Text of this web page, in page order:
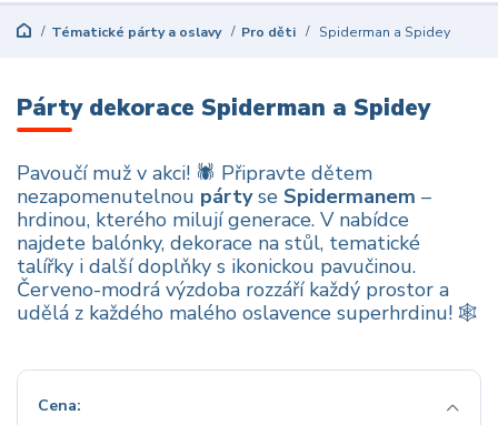
Tématické párty a oslavy Pro děti Spiderman a Spidey
Párty dekorace Spiderman a Spidey
Pavoučí muž v akci! 🕷️ Připravte dětem
nezapomenutelnou pártyse Spidermanem –
hrdinou, kterého milují generace. V nabídce
najdete balónky, dekorace na stůl, tematické
talířky i další doplňky s ikonickou pavučinou.
Červeno-modrá výzdoba rozzáří každý prostor a
udělá z každého malého oslavence superhrdinu! 🕸️
Cena: